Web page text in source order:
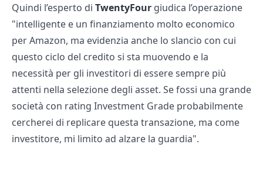
Quindi l’esperto di TwentyFour giudica l’operazione
"intelligente e un finanziamento molto economico
per Amazon, ma evidenzia anche lo slancio con cui
questo ciclo del credito si sta muovendo e la
necessità per gli investitori di essere sempre più
attenti nella selezione degli asset. Se fossi una grande
società con rating Investment Grade probabilmente
cercherei di replicare questa transazione, ma come
investitore, mi limito ad alzare la guardia".